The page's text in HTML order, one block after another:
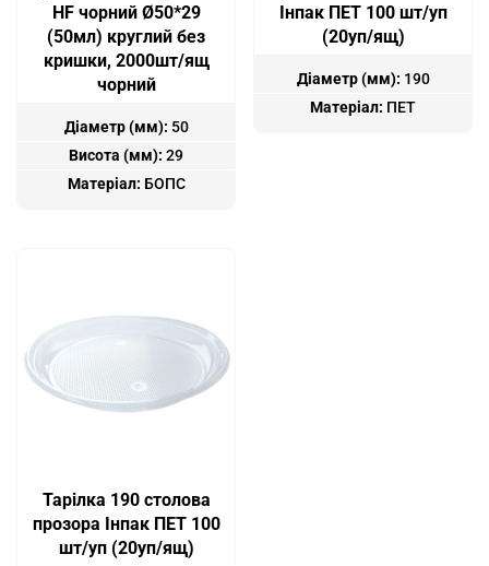
HF чорний Ø50*29
(50мл) круглий без
кришки, 2000шт/ящ
чорний
Діаметр (мм): 50
Висота (мм): 29
Матеріал: БОПС
Інпак ПЕТ 100 шт/уп
(20уп/ящ)
Діаметр (мм): 190
Матеріал: ПЕТ
Тарiлка 190 столова
прозора Інпак ПЕТ 100
шт/уп (20уп/ящ)